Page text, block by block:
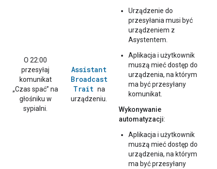
O 22:00
przesyłaj
komunikat
„Czas spać” na
głośniku w
sypialni.
Assistant
Broadcast
Trait na
urządzeniu.
Urządzenie do
przesyłania musi być
urządzeniem z
Asystentem.
Aplikacja i użytkownik
muszą mieć dostęp do
urządzenia, na którym
ma być przesyłany
komunikat.
Wykonywanie
automatyzacji:
Aplikacja i użytkownik
muszą mieć dostęp do
urządzenia, na którym
ma być przesyłany